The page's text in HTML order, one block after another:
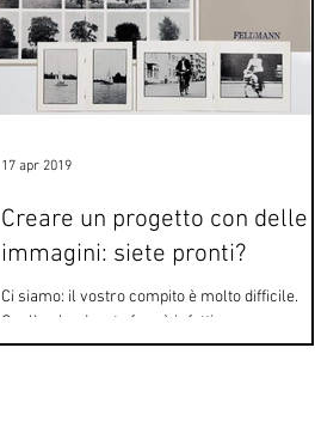
Creare un progetto con delle
immagini: siete pronti?
Ci siamo: il vostro compito è molto difficile.
Quello che dovete fare è infatti creare un
progetto a partire da immagini già esistenti....
17 apr 2019